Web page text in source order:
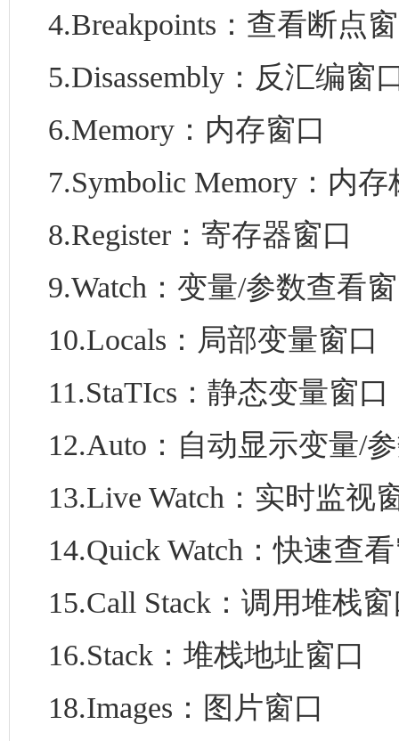
4.Breakpoints：查看断点
5.Disassembly：反汇编窗
6.Memory：内存窗口
7.Symbolic Memory：内
8.Register：寄存器窗口
9.Watch：变量/参数查看
10.Locals：局部变量窗口
11.StaTIcs：静态变量窗口
12.Auto：自动显示变量/
13.Live Watch：实时监视
14.Quick Watch：快速查
15.Call Stack：调用堆栈
16.Stack：堆栈地址窗口
18.Images：图片窗口